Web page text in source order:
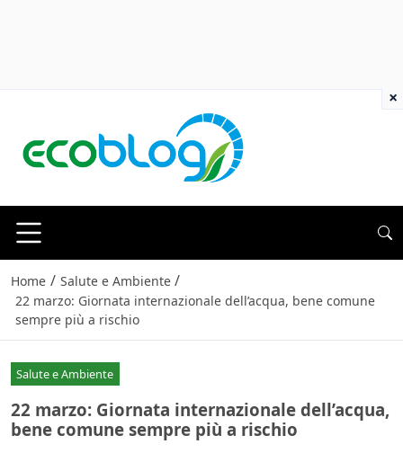
Home / Salute e Ambiente /
22 marzo: Giornata internazionale dell’acqua, bene comune
sempre più a rischio
Salute e Ambiente
22 marzo: Giornata internazionale dell’acqua,
bene comune sempre più a rischio
×